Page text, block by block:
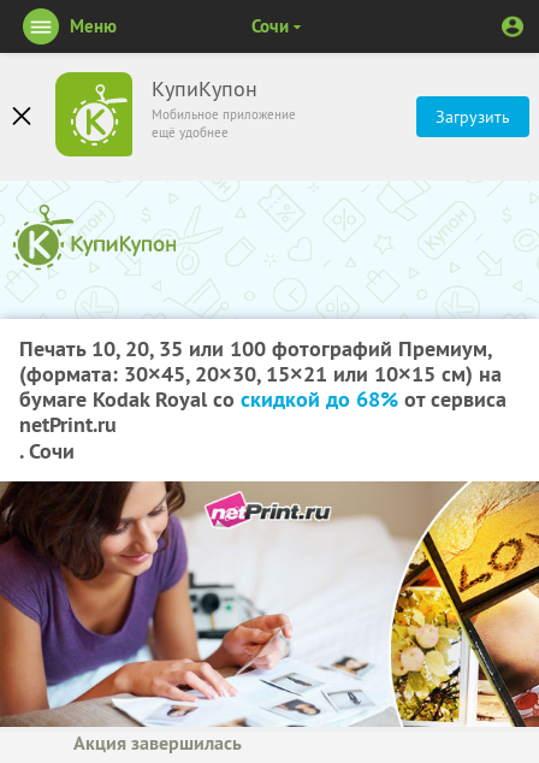
КупиКупон
Мобильное приложение
ещё удобнее
Загрузить
Меню Сочи
Печать 10, 20, 35 или 100 фотографий Премиум,
(формата: 30×45, 20×30, 15×21 или 10×15 см) на
бумаге Kodak Royal со скидкой до 68% от сервиса
netPrint.ru
. Сочи
Акция завершилась